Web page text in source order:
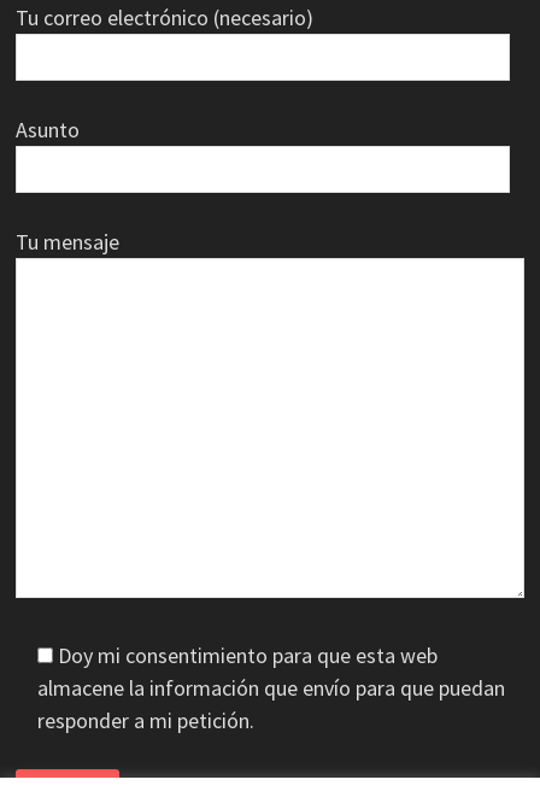
Tu correo electrónico (necesario)
Asunto
Tu mensaje
Doy mi consentimiento para que esta web
almacene la información que envío para que puedan
responder a mi petición.